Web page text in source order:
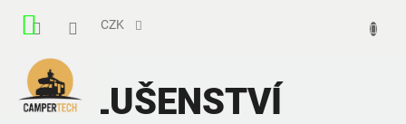
CZK
NÁKUPNÍ
PŘÍSLUŠENSTVÍ